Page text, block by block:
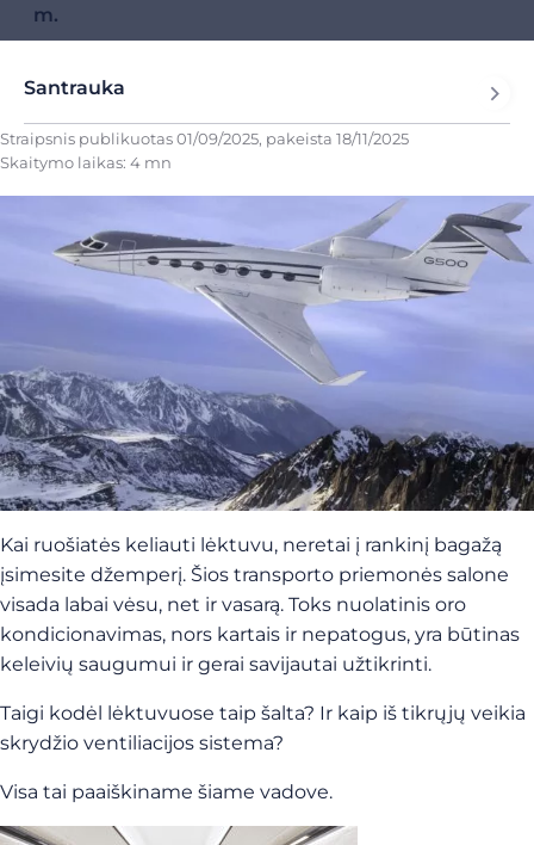
m.
Santrauka
Straipsnis publikuotas01/09/2025, pakeista 18/11/2025
Skaitymo laikas: 4 mn
Kai ruošiatės keliauti lėktuvu, neretai į rankinį bagažą
įsimesite džemperį. Šios transporto priemonės salone
visada labai vėsu, net ir vasarą. Toks nuolatinis oro
kondicionavimas, nors kartais ir nepatogus, yra būtinas
keleivių saugumui ir gerai savijautai užtikrinti.
Taigi kodėl lėktuvuose taip šalta? Ir kaip iš tikrųjų veikia
skrydžio ventiliacijos sistema?
Visa tai paaiškiname šiame vadove.